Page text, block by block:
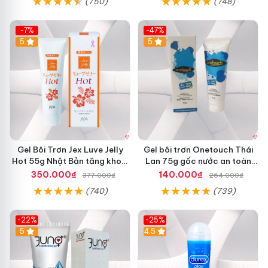
-7%
5
Gel Bôi Trơn Jex Luve Jelly
Hot 55g Nhật Bản tăng khoái
cảm nữ
350.000₫ 377.000₫
(740)
-47%
5
Gel bôi trơn Onetouch Thái
Lan 75g gốc nước an toàn
mềm mượt kích thích
140.000₫ 264.000₫
(739)
-22%
5
-25%
4.5